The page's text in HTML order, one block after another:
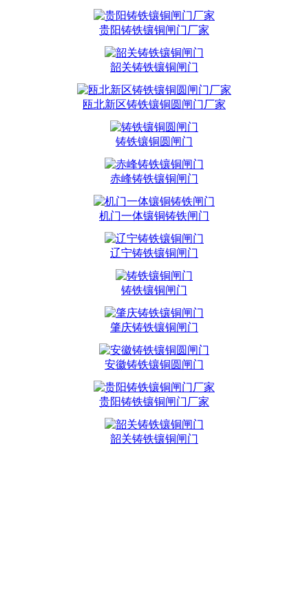
贵阳铸铁镶铜闸门厂家
韶关铸铁镶铜闸门
瓯北新区铸铁镶铜圆闸门厂家
铸铁镶铜圆闸门
赤峰铸铁镶铜闸门
机门一体镶铜铸铁闸门
辽宁铸铁镶铜闸门
铸铁镶铜闸门
肇庆铸铁镶铜闸门
安徽铸铁镶铜圆闸门
贵阳铸铁镶铜闸门厂家
韶关铸铁镶铜闸门